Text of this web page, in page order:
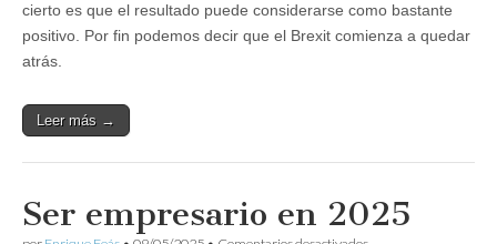
cierto es que el resultado puede considerarse como bastante
positivo. Por fin podemos decir que el Brexit comienza a quedar
atrás.
Leer más →
Ser empresario en 2025